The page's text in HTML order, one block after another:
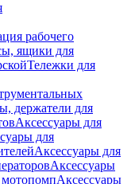
рабочего
ящики для
Тележки для
держатели для
Аксессуары для
для
Аксессуары для
Аксессуары
мотопомпАксессуары